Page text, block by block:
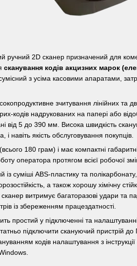
ручний 2D сканер призначений для
сканування кодів акцизних марок
з усіма касовими апаратами,
зчитування лінійних та
кодів надрукованих на папері або
від 5 до 390 мм. Висока швидкість
навіть якість обслуговування покупців.
180 грам) і має компактні
оператора протягом всієї робочої
суміші ABS-пластику та
а також хорошу хімічну
витримує багаторазові удари та
із збереженням працездатності.
простий у підключенні та
підключити скануючий пристрій до
кодів налаштування з інструкції